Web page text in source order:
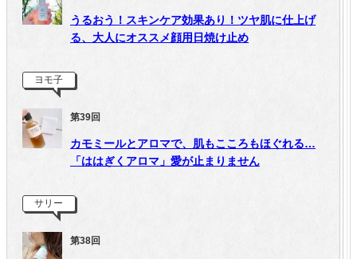
うるおう！スキンケア効果あり！ツヤ肌に仕上げ
る、大人にオススメ顔用日焼け止め
ヨモ子
第39回
カモミールとアロマで、肌もこころもほぐれる…
「ははぎくアロマ」愛が止まりません
サリー
第38回